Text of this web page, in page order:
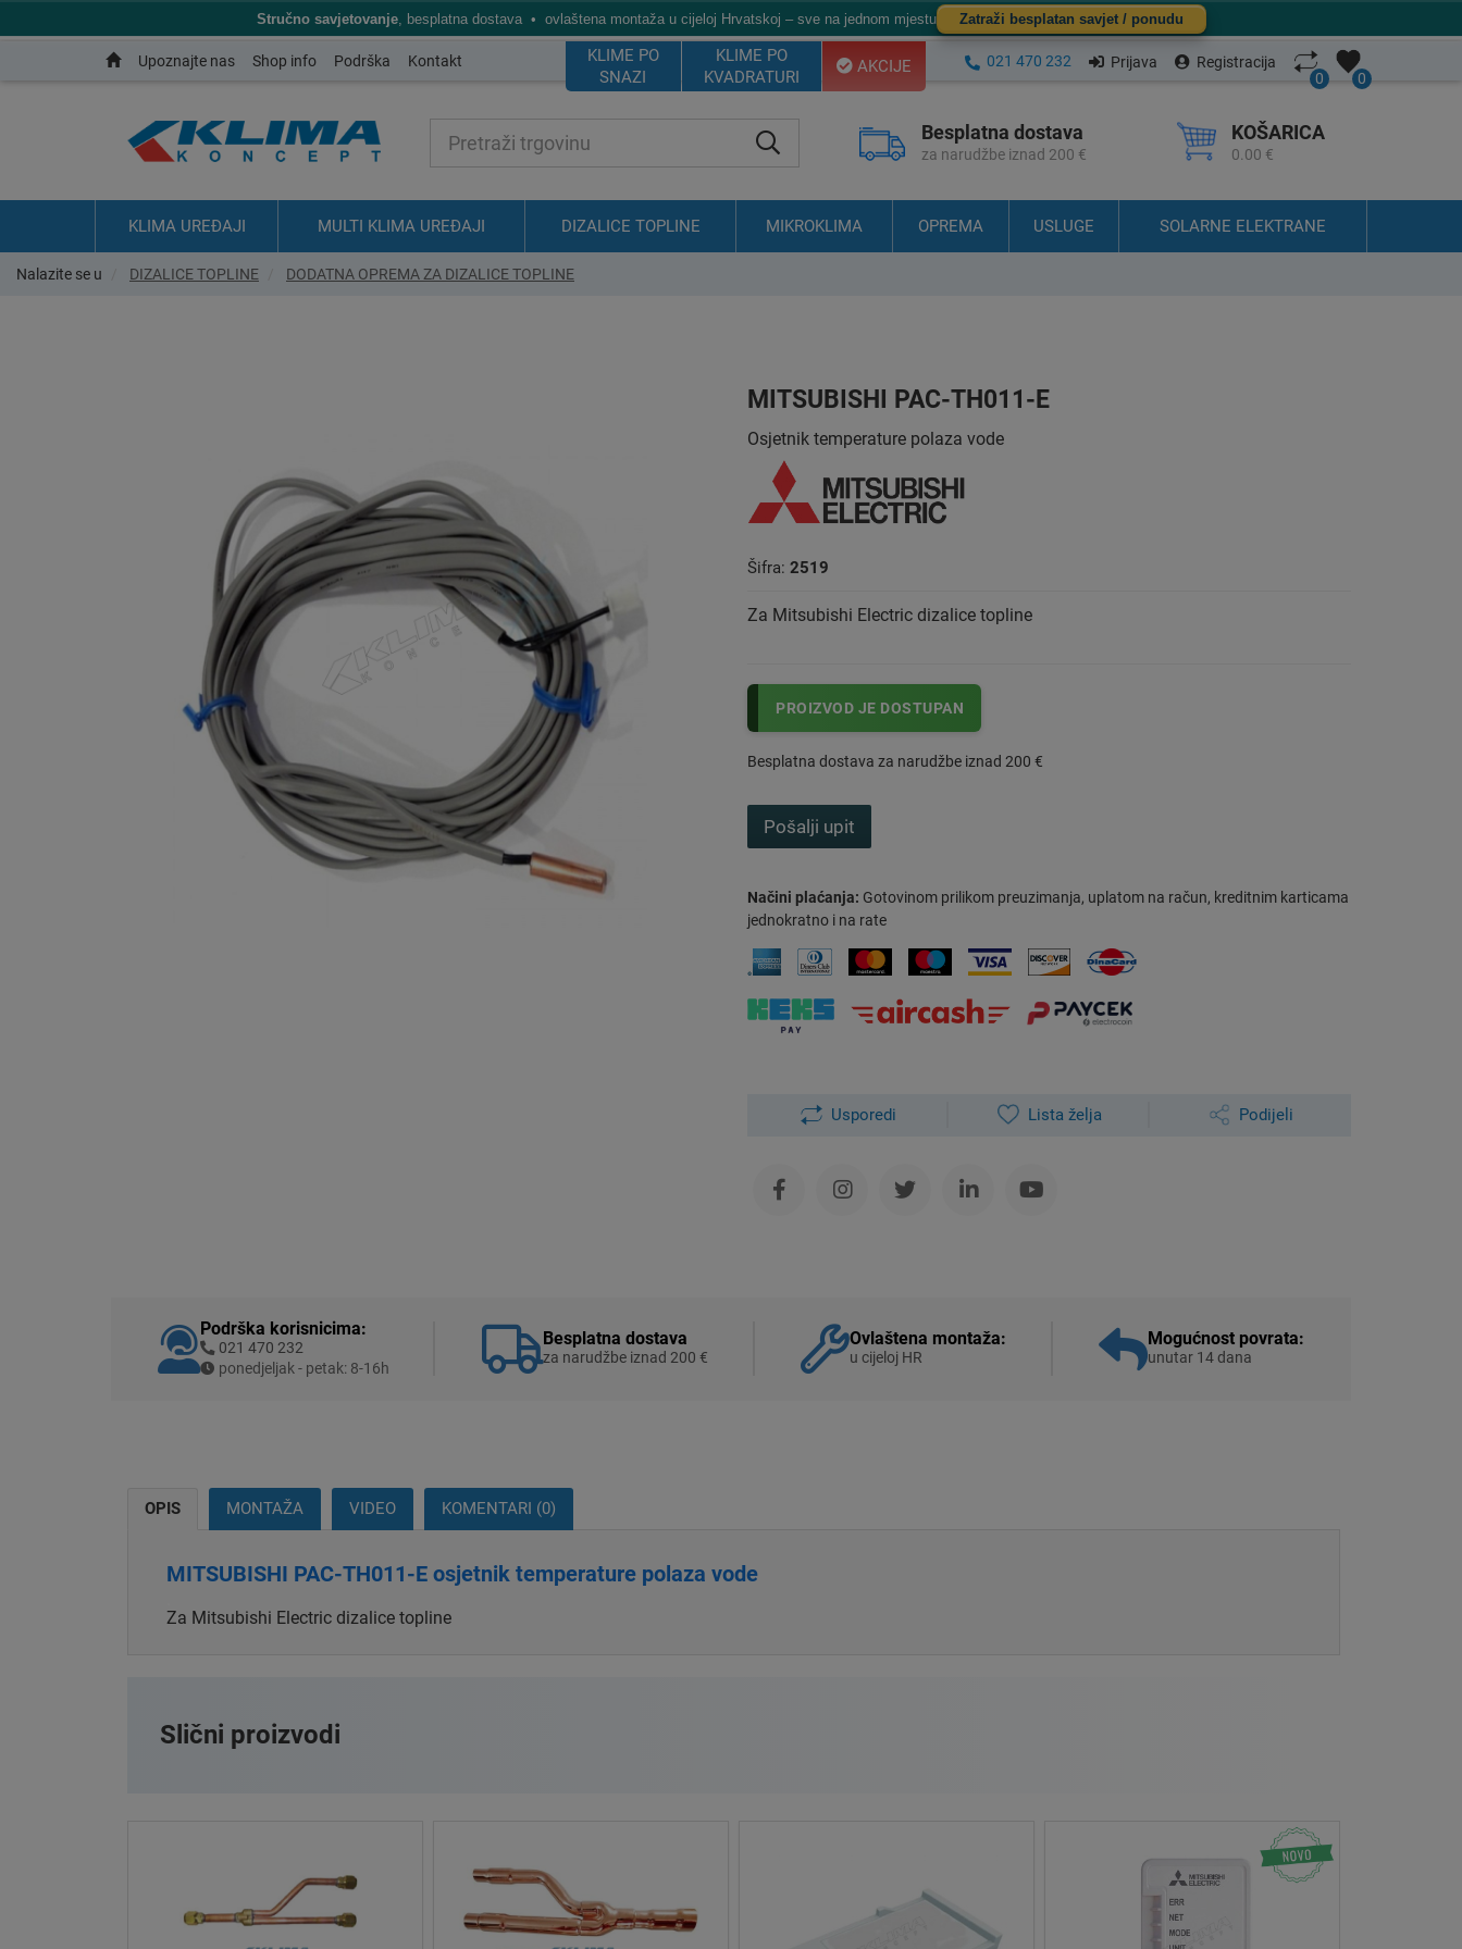
Stručno savjetovanje, besplatna dostava • ovlaštena montaža u cijeloj Hrvatskoj – sve na jednom mjestu Zatraži besplatan savjet / ponudu
KLIME PO
SNAZI
KLIME PO
KVADRATURI
AKCIJE
Upoznajte nas Shop info Podrška Kontakt 021 470 232 Prijava
Registracija
0
0
Besplatna dostava
za narudžbe iznad 200 €
KOŠARICA
0.00 €
KLIMA UREĐAJI MULTI KLIMA UREĐAJI DIZALICE TOPLINE MIKROKLIMA OPREMA USLUGE SOLARNE ELEKTRANE
Nalazite se u DIZALICE TOPLINE DODATNA OPREMA ZA DIZALICE TOPLINE
MITSUBISHI PAC-TH011-E
Osjetnik temperature polaza vode
Šifra: 2519
Za Mitsubishi Electric dizalice topline
PROIZVOD JE DOSTUPAN
Besplatna dostava za narudžbe iznad 200 €
Pošalji upit
Načini plaćanja: Gotovinom prilikom preuzimanja, uplatom na račun, kreditnim karticama
jednokratno i na rate
Usporedi Lista želja Podijeli
Podrška korisnicima:
021 470 232
ponedjeljak - petak: 8-16h
Besplatna dostava
za narudžbe iznad 200 €
Ovlaštena montaža:
u cijeloj HR
Mogućnost povrata:
unutar 14 dana
OPIS MONTAŽA VIDEO KOMENTARI (0)
MITSUBISHI PAC-TH011-E osjetnik temperature polaza vode
Za Mitsubishi Electric dizalice topline
Slični proizvodi